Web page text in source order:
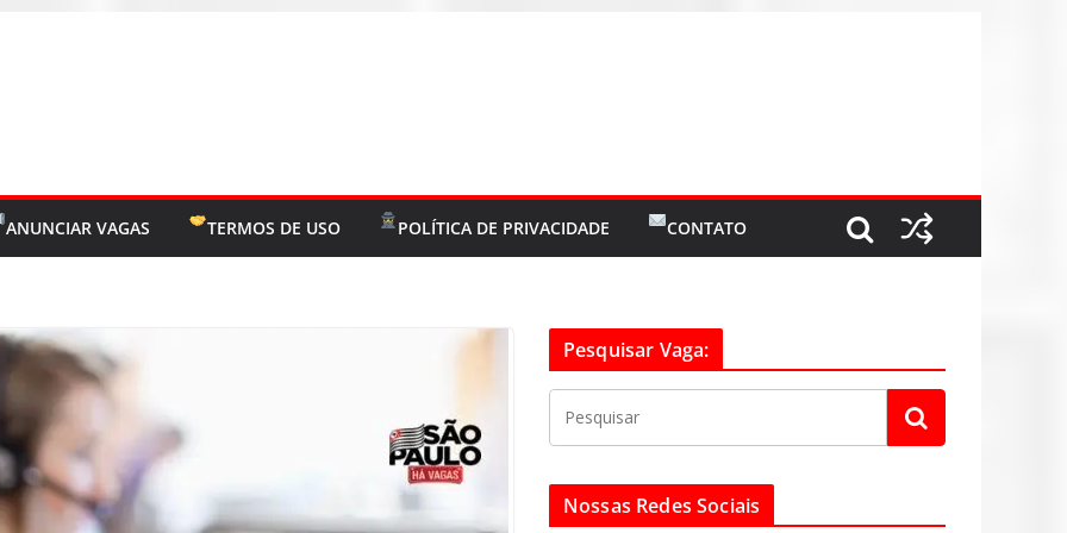
ANUNCIAR VAGAS TERMOS DE USO POLÍTICA DE PRIVACIDADE CONTATO
Pesquisar Vaga:
Nossas Redes Sociais